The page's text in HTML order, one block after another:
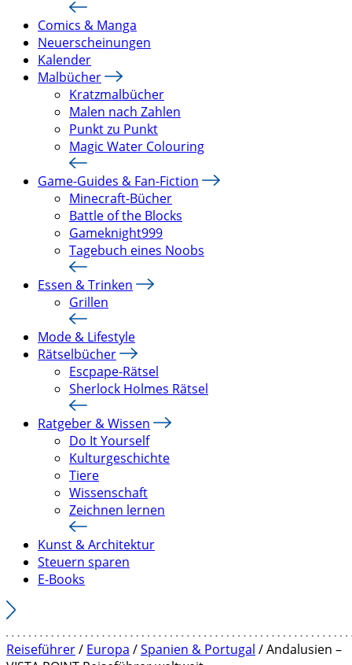
Comics & Manga
Neuerscheinungen
Kalender
Malbücher
Kratzmalbücher
Malen nach Zahlen
Punkt zu Punkt
Magic Water Colouring
Game-Guides & Fan-Fiction
Minecraft-Bücher
Battle of the Blocks
Gameknight999
Tagebuch eines Noobs
Essen & Trinken
Grillen
Mode & Lifestyle
Rätselbücher
Escpape-Rätsel
Sherlock Holmes Rätsel
Ratgeber & Wissen
Do It Yourself
Kulturgeschichte
Tiere
Wissenschaft
Zeichnen lernen
Kunst & Architektur
Steuern sparen
E-Books
Reiseführer/ Europa /Spanien & Portugal / Andalusien –